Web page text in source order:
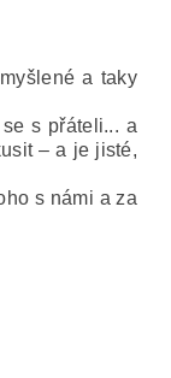
a taky
s přáteli... a
– a je jisté,
s námi a za